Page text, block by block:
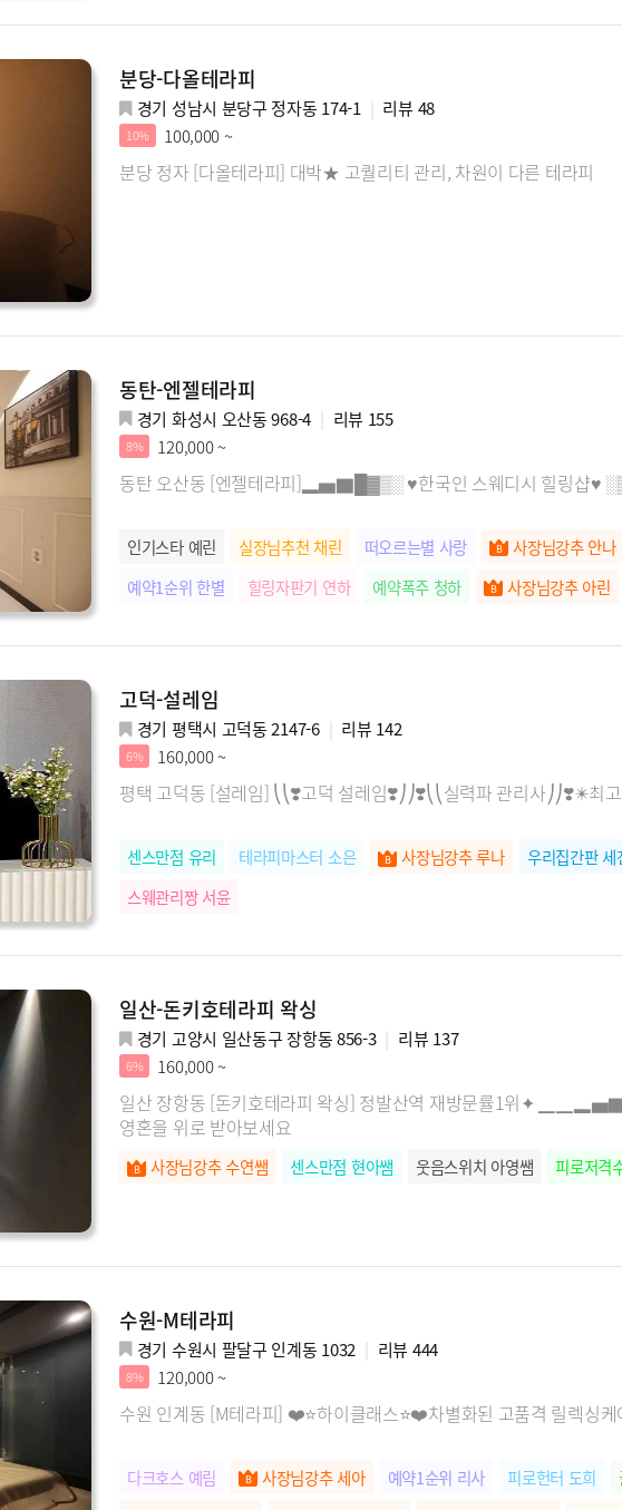
분당-다올테라피
경기 성남시 분당구 정자동 174-1 리뷰 48
10% 100,000 ~
분당 정자 [다올테라피] 대박★ 고퀄리티 관리, 차원이 다른 테라피
동탄-엔젤테라피
경기 화성시 오산동 968-4 리뷰 155
8% 120,000 ~
동탄 오산동 [엔젤테라피]▂▅▇█▓▒░ ♥한국인 스웨디시 힐링샵
인기스타 예린 실장님추천 채린 떠오르는별 사랑 사장님강추 안나
예약1순위 한별
힐링자판기 연하 예약폭주 청하 사장님강추 아린
고덕-설레임
경기 평택시 고덕동 2147-6 리뷰 142
6% 160,000 ~
평택 고덕동 [설레임] ⎝⎝❣️고덕 설레임❣️⎠⎠❣️⎝⎝실력파 관리사⎠⎠❣️✴️최
센스만점 유리 테라피마스터 소은 사장님강추 루나 우리집간판 세
스웨관리짱 서윤
일산-돈키호테라피 왁싱
경기 고양시 일산동구 장항동 856-3 리뷰 137
6% 160,000 ~
일산 장항동 [돈키호테라피 왁싱] 정발산역 재방문률1위✦
영혼을 위로 받아보세요
사장님강추 수연쌤 센스만점 현아쌤 웃음스위치 아영쌤 피로저격
수원-M테라피
경기 수원시 팔달구 인계동 1032 리뷰 444
8% 120,000 ~
수원 인계동 [M테라피] ❤️⭐하이클래스⭐❤️차별화된 고품격 릴렉싱
다크호스 예림 사장님강추 세아 예약1순위 리사 피로헌터 도희